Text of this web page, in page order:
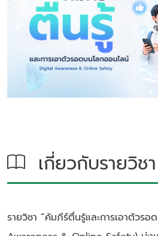
เกี่ยวกับรายวิชา
รายวิชา “คัมภีร์ตื่นรู้และการเอาตัวร